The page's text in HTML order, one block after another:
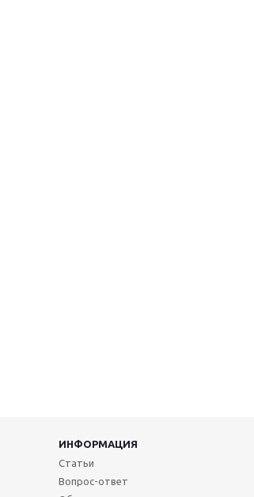
ИНФОРМАЦИЯ
Статьи
Вопрос-ответ